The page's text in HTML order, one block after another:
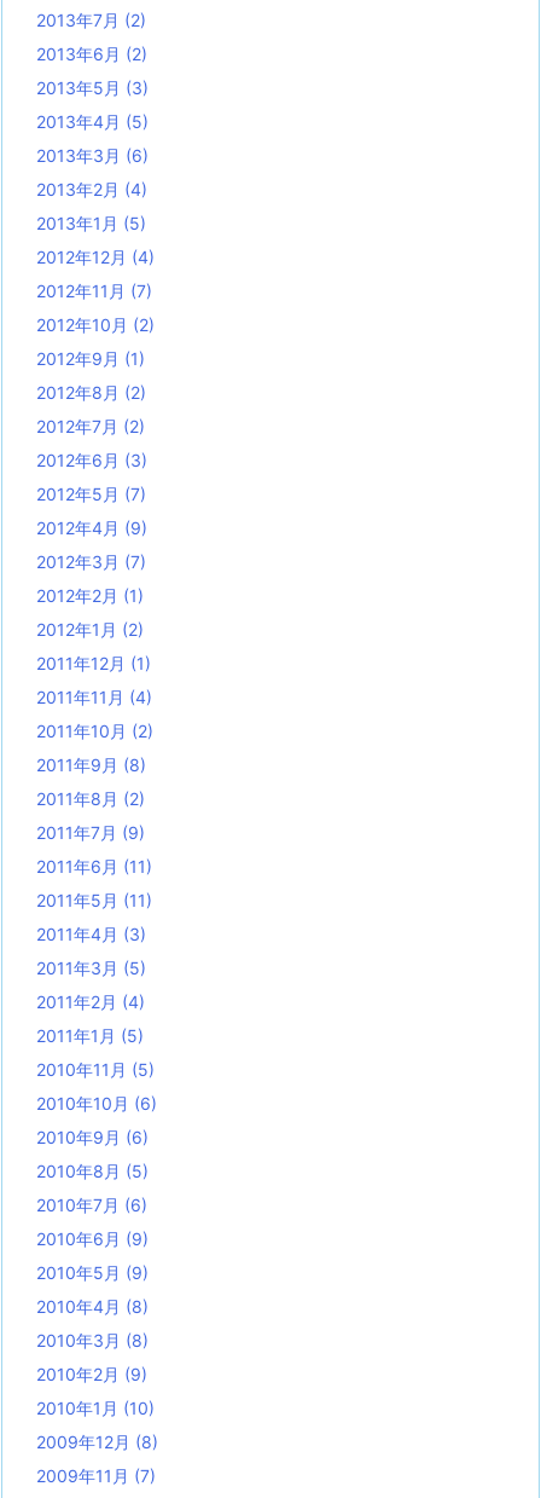
2013年7月 (2)
2013年6月 (2)
2013年5月 (3)
2013年4月 (5)
2013年3月 (6)
2013年2月 (4)
2013年1月 (5)
2012年12月 (4)
2012年11月 (7)
2012年10月 (2)
2012年9月 (1)
2012年8月 (2)
2012年7月 (2)
2012年6月 (3)
2012年5月 (7)
2012年4月 (9)
2012年3月 (7)
2012年2月 (1)
2012年1月 (2)
2011年12月 (1)
2011年11月 (4)
2011年10月 (2)
2011年9月 (8)
2011年8月 (2)
2011年7月 (9)
2011年6月 (11)
2011年5月 (11)
2011年4月 (3)
2011年3月 (5)
2011年2月 (4)
2011年1月 (5)
2010年11月 (5)
2010年10月 (6)
2010年9月 (6)
2010年8月 (5)
2010年7月 (6)
2010年6月 (9)
2010年5月 (9)
2010年4月 (8)
2010年3月 (8)
2010年2月 (9)
2010年1月 (10)
2009年12月 (8)
2009年11月 (7)